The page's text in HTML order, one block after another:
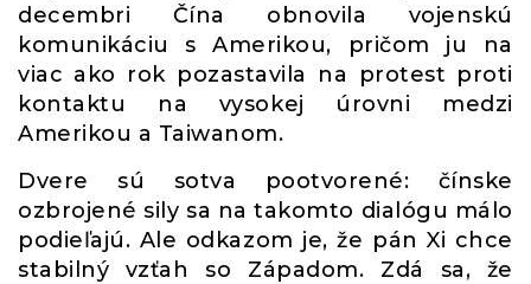
decembri Čína obnovila vojenskú
komunikáciu s Amerikou, pričom ju na
viac ako rok pozastavila na protest proti
kontaktu na vysokej úrovni medzi
Amerikou a Taiwanom.
Dvere sú sotva pootvorené: čínske
ozbrojené sily sa na takomto dialógu málo
podieľajú. Ale odkazom je, že pán Xi chce
stabilný vzťah so Západom. Zdá sa, že